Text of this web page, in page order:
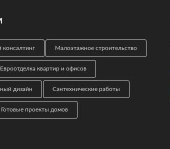
Малоэтажное строительство
Евроотделка квартир и офисов
дизайн Сантехнические работы
Готовые проекты домов